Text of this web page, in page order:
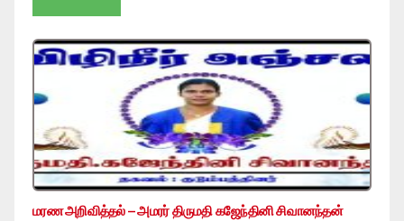
மரண அறிவித்தல் – அமரர் திருமதி கஜேந்தினி சிவானந்தன்